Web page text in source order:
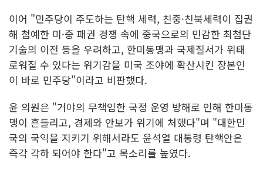
이어 "민주당이 주도하는 탄핵 세력, 친중·친북세력이 집권
해 첨예한 미·중 패권 경쟁 속에 중국으로의 민감한 최첨단
기술의 이전 등을 우려하고, 한미동맹과 국제질서가 위태
로워질 수 있다는 위기감을 미국 조야에 확산시킨 장본인
이 바로 민주당"이라고 비판했다.
윤 의원은 "거야의 무책임한 국정 운영 방해로 인해 한미동
맹이 흔들리고, 경제와 안보가 위기에 처했다"며 "대한민
국의 국익을 지키기 위해서라도 윤석열 대통령 탄핵안은
즉각 각하 되어야 한다"고 목소리를 높였다.